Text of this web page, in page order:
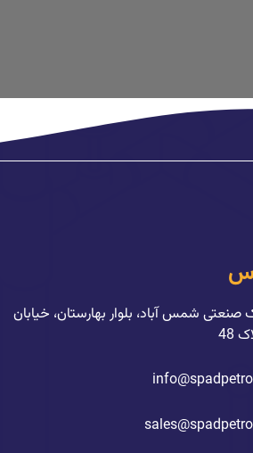
صنعتی شمس آباد، بلوار بهارستان، خیابان
48